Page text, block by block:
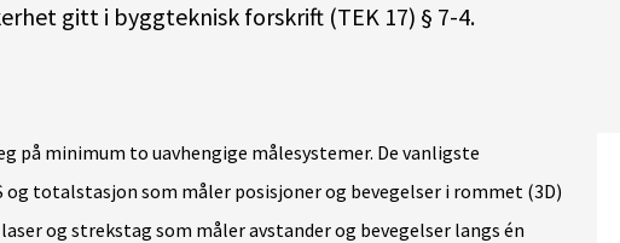
gitt i byggteknisk forskrift (TEK 17) § 7-4.
på minimum to uavhengige målesystemer. De vanligste
og totalstasjon som måler posisjoner og bevegelser i rommet (3D)
og strekstag som måler avstander og bevegelser langs én